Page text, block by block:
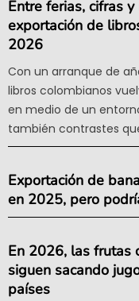
Entre ferias, cifras
exportación de
2026
Con un arranque de
libros colombianos
en medio de un
también contrastes
Exportación de
en 2025, pero
En 2026, las frutas
siguen sacando
países